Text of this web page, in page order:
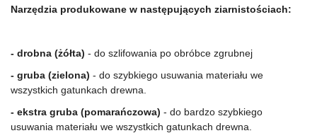
Narzędzia produkowane w następujących ziarnistościach:
- drobna (żółta) - do szlifowania po obróbce zgrubnej
- gruba (zielona) - do szybkiego usuwania materiału we
wszystkich gatunkach drewna.
- ekstra gruba (pomarańczowa) - do bardzo szybkiego
usuwania materiału we wszystkich gatunkach drewna.